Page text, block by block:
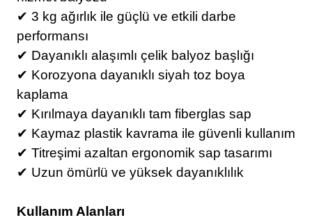
✔ 3 kg ağırlık ile güçlü ve etkili darbe
performansı
✔ Dayanıklı alaşımlı çelik balyoz başlığı
✔ Korozyona dayanıklı siyah toz boya
kaplama
✔ Kırılmaya dayanıklı tam fiberglas sap
✔ Kaymaz plastik kavrama ile güvenli kullanım
✔ Titreşimi azaltan ergonomik sap tasarımı
✔ Uzun ömürlü ve yüksek dayanıklılık
Kullanım Alanları